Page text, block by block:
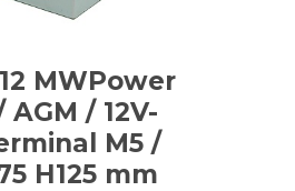
MWPower
/ 12V-
M5 /
H125 mm